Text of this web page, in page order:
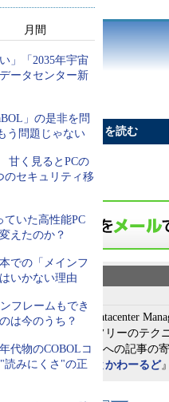
続きを読む
：Cloud and Datacenter
ム管理者を経て、フリーのテク
雑誌、Webサイトへの記事の
山市良のえぬなんとかわーるど
月間
」「2035年宇宙
ータセンター新
」の是非を問
う問題じゃない
甘く見るとPCの
のセキュリティ移
ていた高性能PC
えたのか？
での「メインフ
いかない理由
フレームもでき
は今のうち？
代物のCOBOLコ
読みにくさ"の正